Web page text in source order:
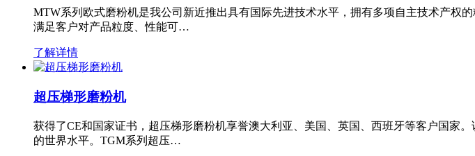
MTW系列欧式磨粉机是我公司新近推出具有国际先进技术水平，拥有多项自主技术产
满足客户对产品粒度、性能可…
了解详情
超压梯形磨粉机
获得了CE和国家证书，超压梯形磨粉机享誉澳大利亚、美国、英国、西班牙等客户国家
的世界水平。TGM系列超压…